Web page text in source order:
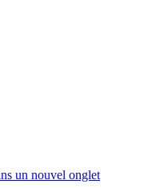
un nouvel onglet